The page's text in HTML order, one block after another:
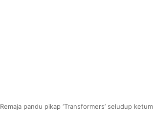
Remaja pandu pikap ‘Transformers’ seludup ketum